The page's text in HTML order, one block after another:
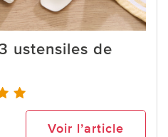
ustensiles de
Voir l’article